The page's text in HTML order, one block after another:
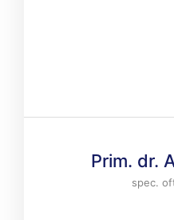
Prim. dr.
spec.